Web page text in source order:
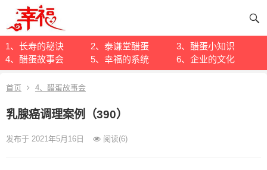
1、长寿的秘诀 2、泰谦堂醋蛋
3、醋蛋小知识
4、醋蛋故事会
5、幸福的系统 6、企业的文化
首页 4、醋蛋故事会
乳腺癌调理案例（390）
发布于 2021年5月16日 阅读(6)